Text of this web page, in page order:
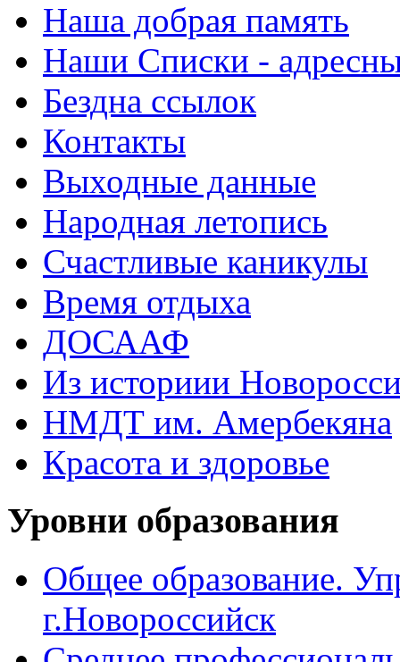
Наша добрая память
Наши Списки -
Бездна ссылок
Контакты
Выходные данные
Народная летопись
Счастливые каникулы
Время отдыха
ДОСААФ
Из историии
НМДТ им. Амербекяна
Красота и здоровье
Уровни образования
Общее образование.
г.Новороссийск